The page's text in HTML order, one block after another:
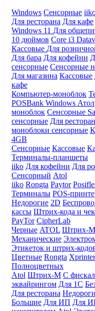
Windows Сенсорные
Для ресторана Для кафе
Windows 11 Для
10 дюймов Core i3
Кассовые Для
Для бара Для кофейни
сенсорные Сенсорные
Для магазина Кассовые
кафе
Компьютер-моноблок
POSBank Windows Атол
моноблок Сенсорные
сенсорные Для
моноблоки сенсорные
4GB
Сенсорные Кассовые
Терминалы-планшеты
iiko Для кофейни Для
Сенсорный Atol
iiko Rongta Paytor
Терминалы POS-
Недорогие 2D
кассы Штрих-кода и
PayTor CipherLab
Черные ATOL Штрих-М
Механические
Этикеток и штрих-
Цветные Rongta Xprinter
Полноцветных
Atol Штрих-М С
эквайрингом Для 1С
Для ресторана
Большие Для ИП Для